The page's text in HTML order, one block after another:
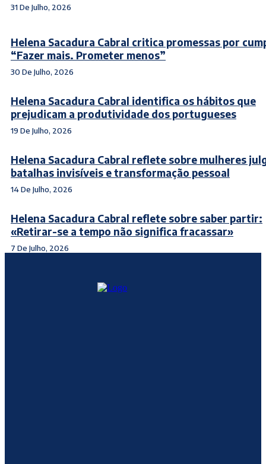
31 De Julho, 2026
Helena Sacadura Cabral critica promessas por
“Fazer mais. Prometer menos”
30 De Julho, 2026
Helena Sacadura Cabral identifica os hábitos que
prejudicam a produtividade dos portugueses
19 De Julho, 2026
Helena Sacadura Cabral reflete sobre mulheres
batalhas invisíveis e transformação pessoal
14 De Julho, 2026
Helena Sacadura Cabral reflete sobre saber partir:
«Retirar-se a tempo não significa fracassar»
7 De Julho, 2026